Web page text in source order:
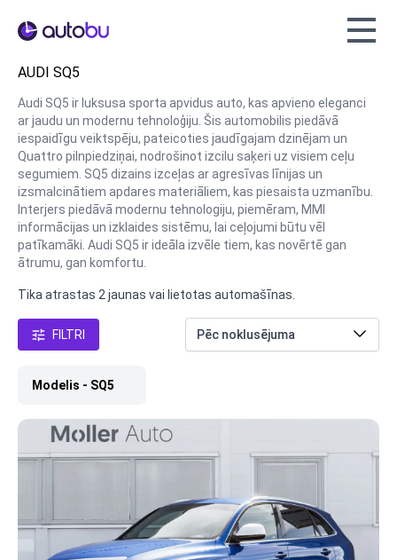
Autobu.eu
AUDI SQ5
Audi SQ5 ir luksusa sporta apvidus auto, kas apvieno eleganci
ar jaudu un modernu tehnoloģiju. Šis automobilis piedāvā
iespaidīgu veiktspēju, pateicoties jaudīgajam dzinējam un
Quattro pilnpiedziņai, nodrošinot izcilu saķeri uz visiem ceļu
segumiem. SQ5 dizains izceļas ar agresīvas līnijas un
izsmalcinātiem apdares materiāliem, kas piesaista uzmanību.
Interjers piedāvā modernu tehnologiju, piemēram, MMI
informācijas un izklaides sistēmu, lai ceļojumi būtu vēl
patīkamāki. Audi SQ5 ir ideāla izvēle tiem, kas novērtē gan
ātrumu, gan komfortu.
Tika atrastas 2 jaunas vai lietotas automašīnas.
FILTRI
Modelis - SQ5